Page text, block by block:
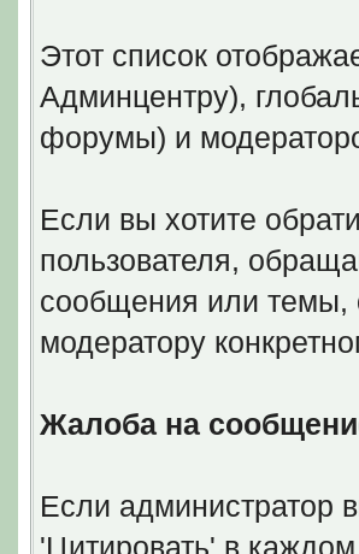
Этот список
Админцентру),
форумы) и
Если вы хотите
пользователя,
сообщения или темы,
модератору
Жалоба на
Если администратор
'Цитировать' в